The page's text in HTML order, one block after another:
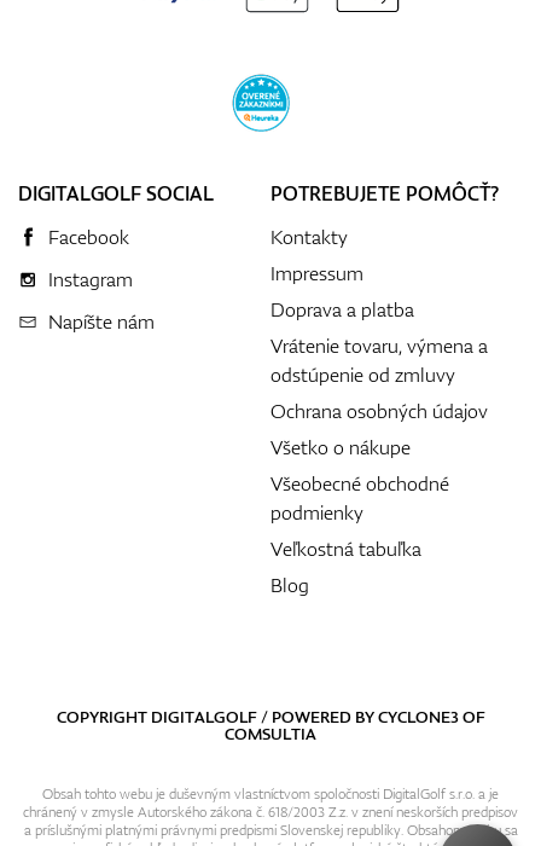
DIGITALGOLF SOCIAL
Facebook
Instagram
Napíšte nám
POTREBUJETE POMÔCŤ?
Kontakty
Impressum
Doprava a platba
Vrátenie tovaru, výmena a
odstúpenie od zmluvy
Ochrana osobných údajov
Všetko o nákupe
Všeobecné obchodné
podmienky
Veľkostná tabuľka
Blog
COPYRIGHT DIGITALGOLF / POWERED BYCYCLONE3OF
COMSULTIA
Obsah tohto webu je duševným vlastníctvom spoločnosti DigitalGolf s.r.o. a je
chránený v zmysle Autorského zákona č. 618/2003 Z.z. v znení neskorších predpisov
a príslušnými platnými právnymi predpismi Slovenskej republiky. Obsahom webu sa